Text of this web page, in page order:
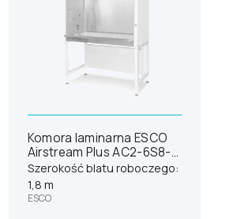
Komora laminarna ESCO
Airstream Plus AC2-6S8-
TU
Szerokość blatu roboczego:
1,8 m
ESCO